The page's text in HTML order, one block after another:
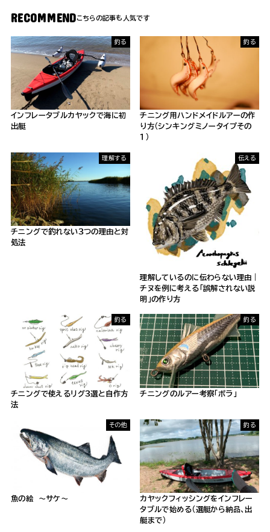
RECOMMEND
釣る
インフレータブルカヤックで海に初
出艇
釣る
チニング用ハンドメイドルアーの作
り方（シンキングミノータイプその
１）
理解する
チニングで釣れない３つの理由と対
処法
伝える
理解しているのに伝わらない理由｜
チヌを例に考える「誤解されない説
明」の作り方
釣る
チニングで使えるリグ３選と自作方
法
釣る
チニングのルアー考察「ボラ」
その他
魚の絵 〜サケ〜
釣る
カヤックフィッシングをインフレー
タブルで始める（選艇から納品、出
艇まで）